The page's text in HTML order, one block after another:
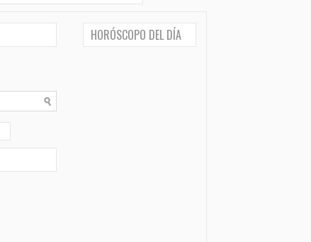
HORÓSCOPO DEL DÍA